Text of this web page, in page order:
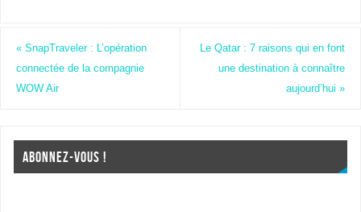
«SnapTraveler : L’opération
connectée de la compagnie
WOW Air
Le Qatar : 7 raisons qui en font
une destination à connaître
aujourd’hui»
ABONNEZ-VOUS !